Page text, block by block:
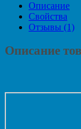
Описание
Свойства
Отзывы (1)
Описание